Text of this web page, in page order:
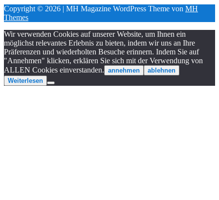
Copyright © 2026 | MH Magazine WordPress Theme von MH
Themes
Wir verwenden Cookies auf unserer Website, um Ihnen ein
möglichst relevantes Erlebnis zu bieten, indem wir uns an Ihre
Präferenzen und wiederholten Besuche erinnern. Indem Sie auf
"Annehmen" klicken, erklären Sie sich mit der Verwendung von
ALLEN Cookies einverstanden. annehmen
ablehnen
Weiterlesen